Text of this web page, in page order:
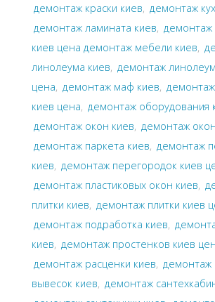
демонтаж краски киев, демонтаж
демонтаж ламината киев, демонтаж
киев цена демонтаж мебели киев,
линолеума киев, демонтаж
цена, демонтаж маф киев,
киев цена, демонтаж оборудования
демонтаж окон киев, демонтаж
демонтаж паркета киев, демонтаж
киев, демонтаж перегородок киев
демонтаж пластиковых окон киев,
плитки киев, демонтаж плитки киев
демонтаж подработка киев,
киев, демонтаж простенков киев
демонтаж расценки киев, демонтаж
вывесок киев, демонтаж